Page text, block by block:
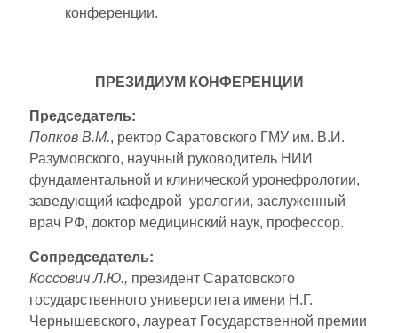
конференции.
ПРЕЗИДИУМ КОНФЕРЕНЦИИ
Председатель:
Попков В.М., ректор Саратовского ГМУ им. В.И.
Разумовского, научный руководитель НИИ
фундаментальной и клинической уронефрологии,
заведующий кафедрой урологии, заслуженный
врач РФ, доктор медицинский наук, профессор.
Сопредседатель:
Коссович Л.Ю., президент Саратовского
государственного университета имени Н.Г.
Чернышевского, лауреат Государственной премии